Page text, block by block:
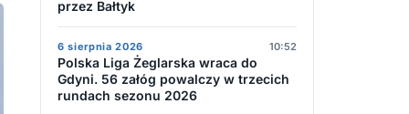
przez Bałtyk
6 sierpnia 2026 10:52
Polska Liga Żeglarska wraca do
Gdyni. 56 załóg powalczy w trzecich
rundach sezonu 2026